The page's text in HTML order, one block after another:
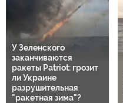
У Зеленского
заканчиваются
ракеты Patriot: грозит
ли Украине
разрушительная
"ракетная зима"?